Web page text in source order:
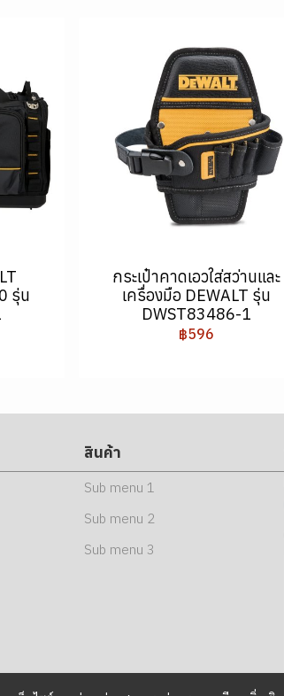
รุ่น
กระเป๋าคาดเอวใส่สว่านและ
เครื่องมือ DEWALT รุ่น
DWST83486-1
฿596
สินค้า
Sub menu 1
Sub menu 2
Sub menu 3